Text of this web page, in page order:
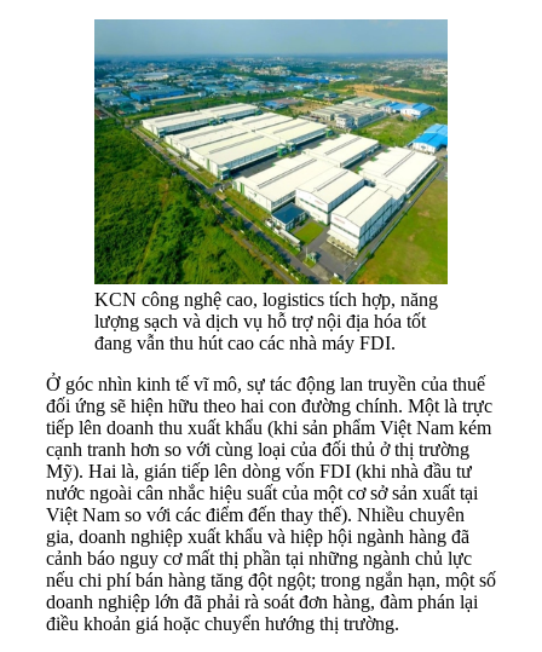
KCN công nghệ cao, logistics tích hợp, năng
lượng sạch và dịch vụ hỗ trợ nội địa hóa tốt
đang vẫn thu hút cao các nhà máy FDI.
Ở góc nhìn kinh tế vĩ mô, sự tác động lan truyền của thuế
đối ứng sẽ hiện hữu theo hai con đường chính. Một là trực
tiếp lên doanh thu xuất khẩu (khi sản phẩm Việt Nam kém
cạnh tranh hơn so với cùng loại của đối thủ ở thị trường
Mỹ). Hai là, gián tiếp lên dòng vốn FDI (khi nhà đầu tư
nước ngoài cân nhắc hiệu suất của một cơ sở sản xuất tại
Việt Nam so với các điểm đến thay thế). Nhiều chuyên
gia, doanh nghiệp xuất khẩu và hiệp hội ngành hàng đã
cảnh báo nguy cơ mất thị phần tại những ngành chủ lực
nếu chi phí bán hàng tăng đột ngột; trong ngắn hạn, một số
doanh nghiệp lớn đã phải rà soát đơn hàng, đàm phán lại
điều khoản giá hoặc chuyển hướng thị trường.